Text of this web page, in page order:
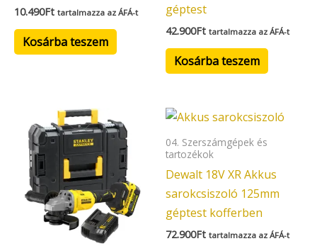
10.490Ft tartalmazza az ÁFÁ-t
Kosárba teszem
géptest
42.900Ft tartalmazza az ÁFÁ-t
Kosárba teszem
04. Szerszámgépek és
tartozékok
Dewalt 18V XR Akkus
sarokcsiszoló 125mm
géptest kofferben
72.900Ft tartalmazza az ÁFÁ-t